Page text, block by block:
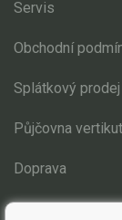
Servis
Obchodní
Splátkový prodej
Půjčovna
Doprava
Blog